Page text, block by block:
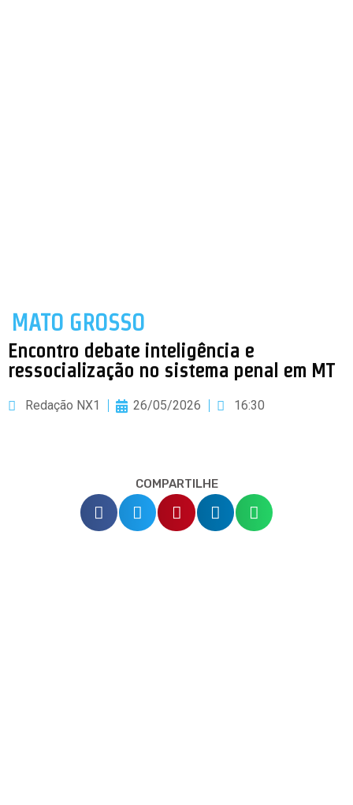
MATO GROSSO
Encontro debate inteligência e
ressocialização no sistema penal em MT
Redação NX1 26/05/2026 16:30
COMPARTILHE